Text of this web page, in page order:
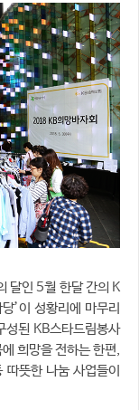
달인 5월 한달 간의 K
’이 성황리에 마무리
성된 KB스타드림봉사
희망을 전하는 한편,
뜻한 나눔 사업들이